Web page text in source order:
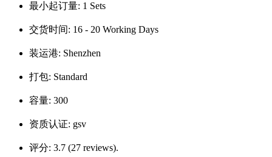
最小起订量: 1 Sets
交货时间: 16 - 20 Working Days
装运港: Shenzhen
打包: Standard
容量: 300
资质认证: gsv
评分: 3.7 (27 reviews).